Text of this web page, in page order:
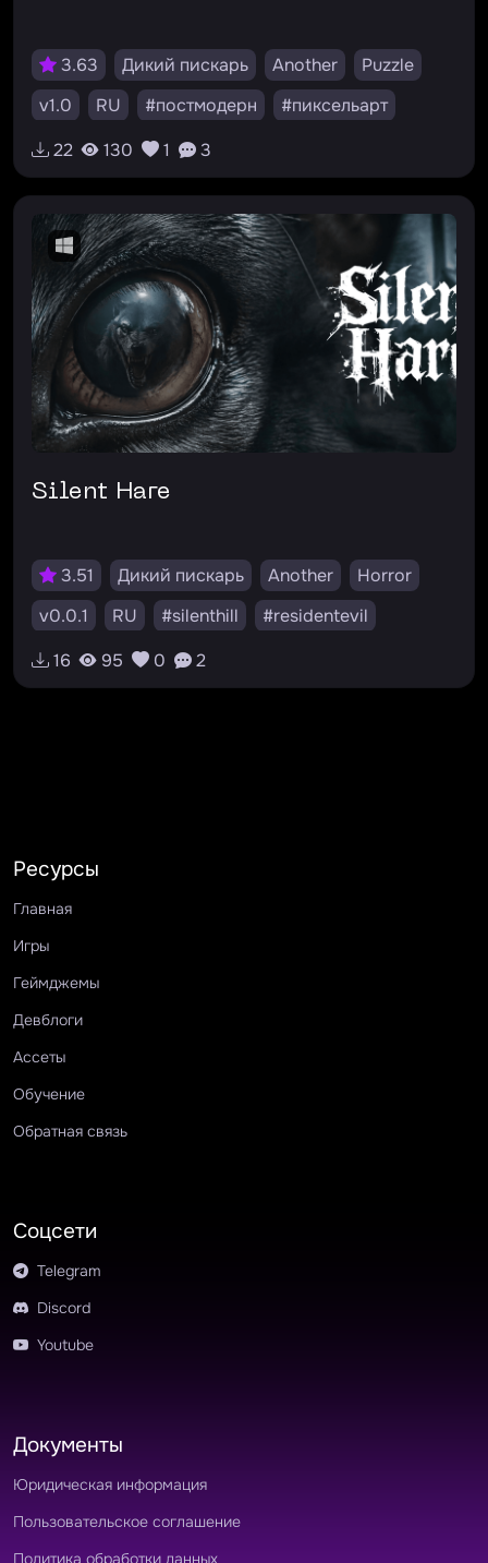
3.63 Дикий пискарь Another
Puzzle
v1.0
RU #постмодерн
#пиксельарт
#философия
#квест
22 130 1 3
Silent Hare
3.51 Дикий пискарь Another
Horror
v0.0.1
RU #silenthill
#residentevil
#dinocrisis
#horror
16 95 0 2
Ресурсы
Главная
Игры
Геймджемы
Девблоги
Ассеты
Обучение
Обратная связь
Соцсети
Telegram
Discord
Youtube
Документы
Юридическая информация
Пользовательское соглашение
Политика обработки данных